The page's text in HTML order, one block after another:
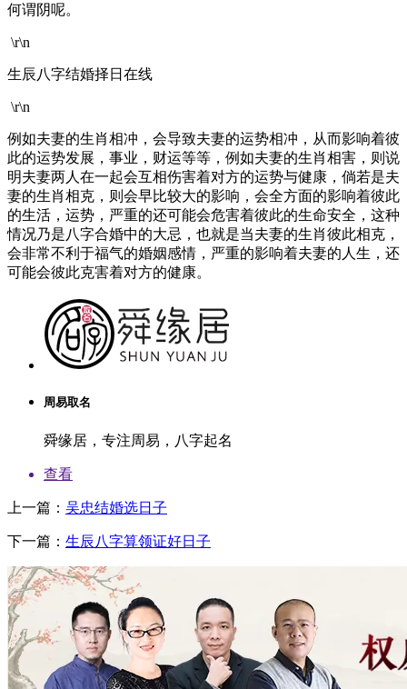
何谓阴呢。
\r\n
生辰八字结婚择日在线
\r\n
例如夫妻的生肖相冲，会导致夫妻的运势相冲，从而影响着彼
此的运势发展，事业，财运等等，例如夫妻的生肖相害，则说
明夫妻两人在一起会互相伤害着对方的运势与健康，倘若是夫
妻的生肖相克，则会早比较大的影响，会全方面的影响着彼此
的生活，运势，严重的还可能会危害着彼此的生命安全，这种
情况乃是八字合婚中的大忌，也就是当夫妻的生肖彼此相克，
会非常不利于福气的婚姻感情，严重的影响着夫妻的人生，还
可能会彼此克害着对方的健康。
周易取名
舜缘居，专注周易，八字起名
查看
上一篇： 吴忠结婚选日子
下一篇： 生辰八字算领证好日子